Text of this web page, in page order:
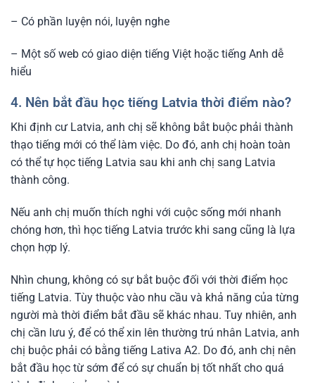
– Có phần luyện nói, luyện nghe
– Một số web có giao diện tiếng Việt hoặc tiếng Anh dễ
hiểu
4. Nên bắt đầu học tiếng Latvia thời điểm nào?
Khi định cư Latvia, anh chị sẽ không bắt buộc phải thành
thạo tiếng mới có thể làm việc. Do đó, anh chị hoàn toàn
có thể tự học tiếng Latvia sau khi anh chị sang Latvia
thành công.
Nếu anh chị muốn thích nghi với cuộc sống mới nhanh
chóng hơn, thì học tiếng Latvia trước khi sang cũng là lựa
chọn hợp lý.
Nhìn chung, không có sự bắt buộc đối với thời điểm học
tiếng Latvia. Tùy thuộc vào nhu cầu và khả năng của từng
người mà thời điểm bắt đầu sẽ khác nhau. Tuy nhiên, anh
chị cần lưu ý, để có thể xin lên thường trú nhân Latvia, anh
chị buộc phải có bằng tiếng Lativa A2. Do đó, anh chị nên
bắt đầu học từ sớm để có sự chuẩn bị tốt nhất cho quá